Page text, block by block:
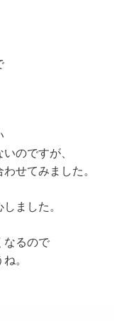
のですが、
せてみました。
ました。
なるので
。